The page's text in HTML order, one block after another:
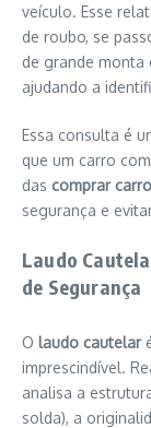
veículo. Esse
de roubo, se
de grande monta
ajudando a
Essa consulta é
que um carro
das comprar
segurança e
Laudo
de Segurança
O laudo cautelar
imprescindível.
analisa a
solda), a